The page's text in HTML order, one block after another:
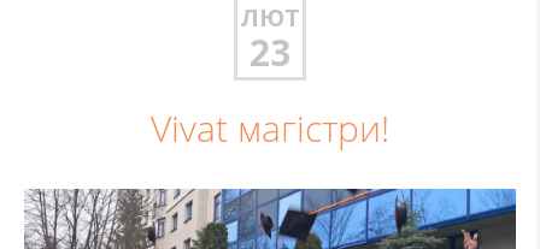
ЛЮТ
23
Vivat магістри!